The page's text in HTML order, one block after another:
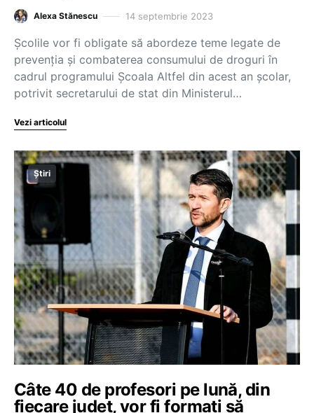
Alexa Stănescu 14 septembrie 2023
Școlile vor fi obligate să abordeze teme legate de
prevenția și combaterea consumului de droguri în
cadrul programului Școala Altfel din acest an școlar,
potrivit secretarului de stat din Ministerul…
Vezi articolul
Știri
Câte 40 de profesori pe lună, din
fiecare județ, vor fi formați să